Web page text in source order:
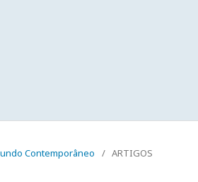
Contemporâneo / ARTIGOS